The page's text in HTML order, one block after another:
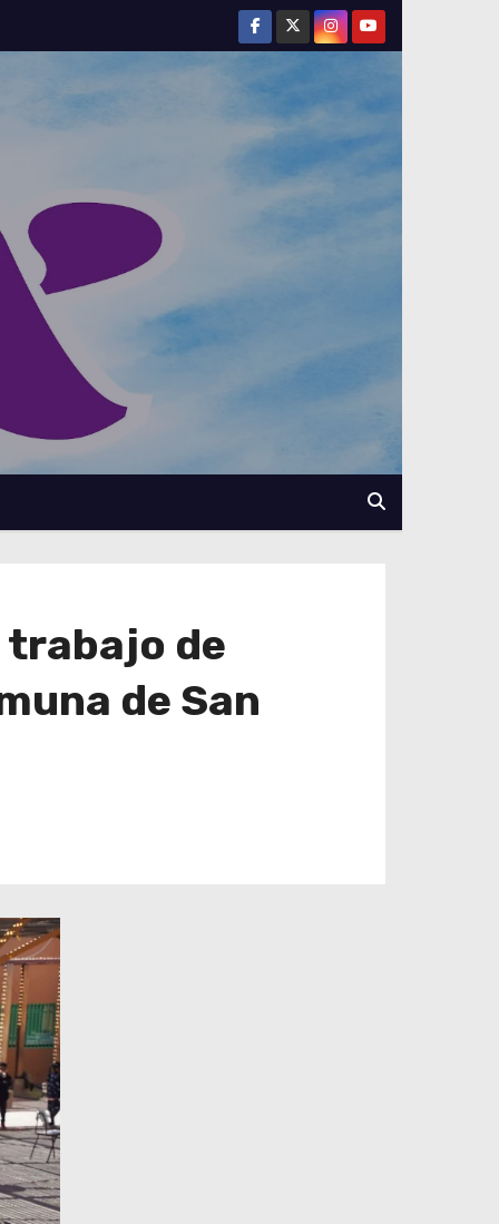
trabajo de
de San